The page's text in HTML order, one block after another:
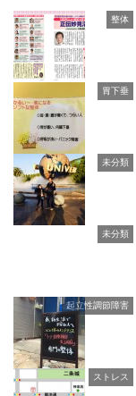
整体
胃下垂
未分類
未分類
起立性調節障害
ストレス